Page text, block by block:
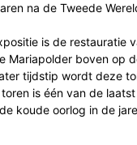
na de Tweede
is de restauratie
Mariapolder boven op
tijdstip wordt deze
is één van de
koude oorlog in de